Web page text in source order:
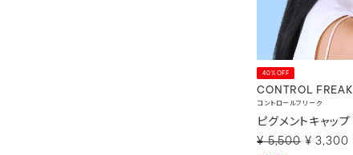
40%OFF
CONTROL
コントロールフリーク
ピグメントキャップ
¥ 5,500 ¥ 3,300